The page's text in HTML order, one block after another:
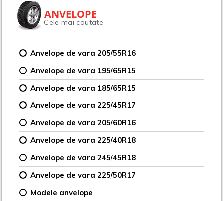
ANVELOPE
Cele mai cautate
Anvelope de vara 205/55R16
Anvelope de vara 195/65R15
Anvelope de vara 185/65R15
Anvelope de vara 225/45R17
Anvelope de vara 205/60R16
Anvelope de vara 225/40R18
Anvelope de vara 245/45R18
Anvelope de vara 225/50R17
Modele anvelope